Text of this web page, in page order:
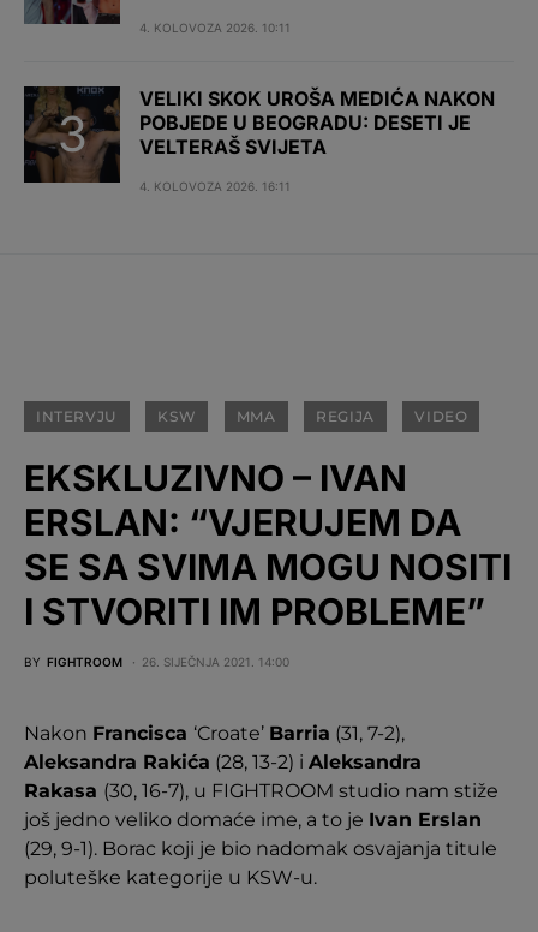
4. KOLOVOZA 2026. 10:11
VELIKI SKOK UROŠA MEDIĆA NAKON
POBJEDE U BEOGRADU: DESETI JE
VELTERAŠ SVIJETA
4. KOLOVOZA 2026. 16:11
INTERVJU KSW MMA REGIJA VIDEO
EKSKLUZIVNO – IVAN
ERSLAN: “VJERUJEM DA
SE SA SVIMA MOGU NOSITI
I STVORITI IM PROBLEME”
BY FIGHTROOM 26. SIJEČNJA 2021. 14:00
Nakon Francisca ‘Croate’ Barria (31, 7-2),
Aleksandra Rakića (28, 13-2) i Aleksandra
Rakasa (30, 16-7), u FIGHTROOM studio nam stiže
još jedno veliko domaće ime, a to je Ivan Erslan
(29, 9-1). Borac koji je bio nadomak osvajanja titule
poluteške kategorije u KSW-u.